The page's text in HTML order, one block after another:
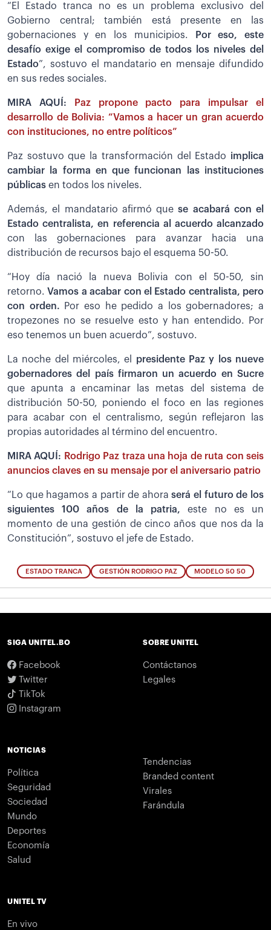
“El Estado tranca no es un problema exclusivo del
Gobierno central; también está presente en las
gobernaciones y en los municipios.
Por eso, este
desafío exige el compromiso de todos los niveles del
Estado”, sostuvo el mandatario en mensaje difundido
en sus redes sociales.
MIRA AQUÍ:
Paz propone pacto para impulsar el
desarrollo de Bolivia: “Vamos a hacer un gran acuerdo
con instituciones, no entre políticos”
Paz sostuvo que la transformación del Estado implica
cambiar la forma en que funcionan las instituciones
públicas en todos los niveles.
Además, el mandatario afirmó quese acabará con el
Estado centralista, en referencia al acuerdo alcanzado
con las gobernaciones para avanzar hacia una
distribución de recursos bajo el esquema 50-50.
“Hoy día nació la nueva Bolivia con el 50-50, sin
retorno.Vamos a acabar con el Estado centralista, pero
con orden. Por eso he pedido a los gobernadores; a
tropezones no se resuelve esto y han entendido. Por
eso tenemos un buen acuerdo”, sostuvo.
La noche del miércoles, el presidente Paz y los nueve
gobernadores del país firmaron un acuerdo en Sucre
que apunta a encaminar las metas del sistema de
distribución 50-50, poniendo el foco en las regiones
para acabar con el centralismo, según reflejaron las
propias autoridades al término del encuentro.
MIRA AQUÍ: Rodrigo Paz traza una hoja de ruta con seis
anuncios claves en su mensaje por el aniversario patrio
“Lo que hagamos a partir de ahoraserá el futuro de los
siguientes 100 años de la patria, este no es un
momento de una gestión de cinco años que nos da la
Constitución”, sostuvo el jefe de Estado.
ESTADO TRANCA GESTIÓN RODRIGO PAZ MODELO 50 50
SIGA UNITEL.BO
Facebook
Twitter
TikTok
Instagram
SOBRE UNITEL
Contáctanos
Legales
NOTICIAS
Política
Seguridad
Sociedad
Mundo
Deportes
Economía
Salud
Tendencias
Branded content
Virales
Farándula
UNITEL TV
En vivo